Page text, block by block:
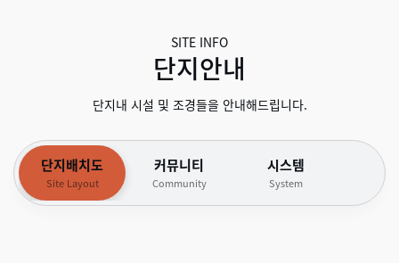
SITE INFO
단지안내
단지내 시설 및 조경들을 안내해드립니다.
단지배치도
Site Layout
커뮤니티
Community
시스템
System